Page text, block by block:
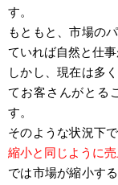
す。
もともと、市場の
ていれば自然と仕事
しかし、現在は多
てお客さんがとる
す。
そのような状況下
縮小と同じように売
では市場が縮小す